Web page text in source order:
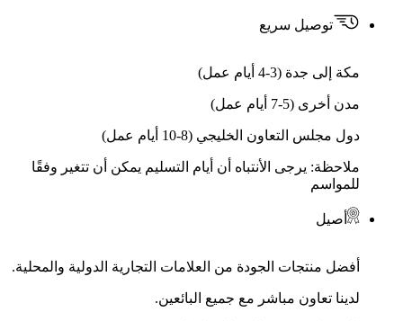
توصيل سريع
مكة إلى جدة (3-4 أيام عمل)
مدن أخرى (5-7 أيام عمل)
دول مجلس التعاون الخليجي (8-10 أيام عمل)
ملاحظة: يرجى الأنتباه أن أيام التسليم يمكن أن تتغير وفقًا
للمواسم
أصيل
أفضل منتجات الجودة من العلامات التجارية الدولية والمحلية.
لدينا تعاون مباشر مع جميع البائعين.